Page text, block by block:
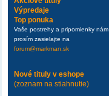
Výpredaje
Top ponuka
Vaše postrehy a pripomienky nám
prosím zasielajte na
forum@markman.sk
Nové tituly v eshope
(zoznam na stiahnutie)